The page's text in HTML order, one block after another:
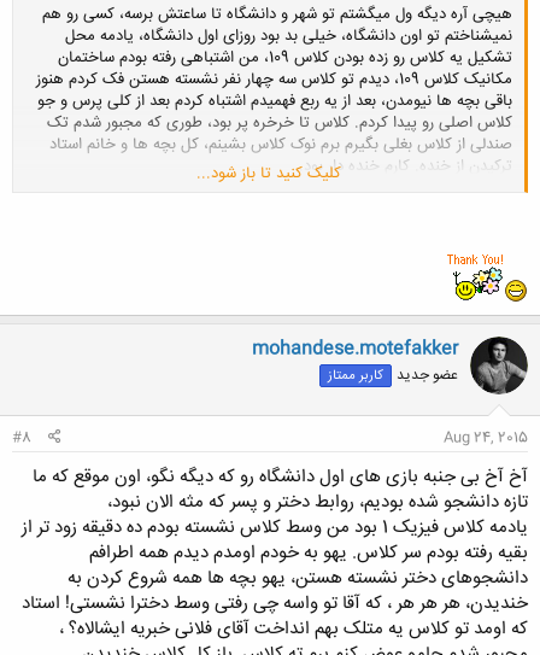
هیچی آره دیگه ول میگشتم تو شهر و دانشگاه تا ساعتش برسه، کسی رو هم
نمیشناختم تو اون دانشگاه، خیلی بد بود روزای اول دانشگاه، یادمه محل
تشکیل یه کلاس رو زده بودن کلاس 109، من اشتباهی رفته بودم ساختمان
مکانیک کلاس 109، دیدم تو کلاس سه چهار نفر نشسته هستن فک کردم هنوز
باقی بچه ها نیومدن، بعد از یه ربع فهمیدم اشتباه کردم بعد از کلی پرس و جو
کلاس اصلی رو پیدا کردم. کلاس تا خرخره پر بود، طوری که مجبور شدم تک
صندلی از کلاس بغلی بگیرم برم نوک کلاس بشینم، کل بچه ها و خانم استاد
ترکیدن از خنده. کارم خنده دار بود.
بعد تخته سفید رو که دیدم کُپ کردم، درس ریاضی بود در مورد اعداد مختلط
کلیک کنید تا باز شود...
mohandese.motefakker
عضو جدید کاربر ممتاز
Aug 24, 2015
#8
آخ آخ بی جنبه بازی های اول دانشگاه رو که دیگه نگو، اون موقع که ما
تازه دانشجو شده بودیم، روابط دختر و پسر که مثه الان نبود،
یادمه کلاس فیزیک 1 بود من وسط کلاس نشسته بودم ده دقیقه زود تر از
بقیه رفته بودم سر کلاس. یهو به خودم اومدم دیدم همه اطرافم
دانشجوهای دختر نشسته هستن، یهو بچه ها همه شروع کردن به
خندیدن، هر هر هر ، که آقا تو واسه چی رفتی وسط دخترا نشستی! استاد
که اومد تو کلاس یه متلک بهم انداخت آقای فلانی خبریه ایشالاه؟ ،